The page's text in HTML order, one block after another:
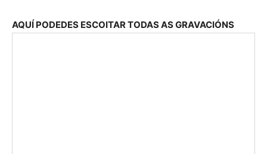
AQUÍ PODEDES ESCOITAR TODAS AS GRAVACIÓNS